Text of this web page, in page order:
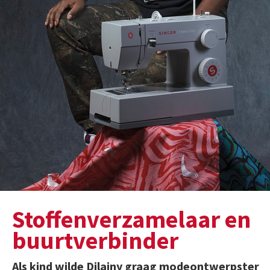
Stoffenverzamelaar en
buurtverbinder
Als kind wilde Dilainy graag modeontwerpster